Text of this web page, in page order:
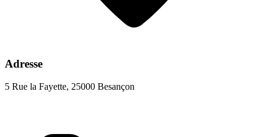
Adresse
5 Rue la Fayette, 25000 Besançon